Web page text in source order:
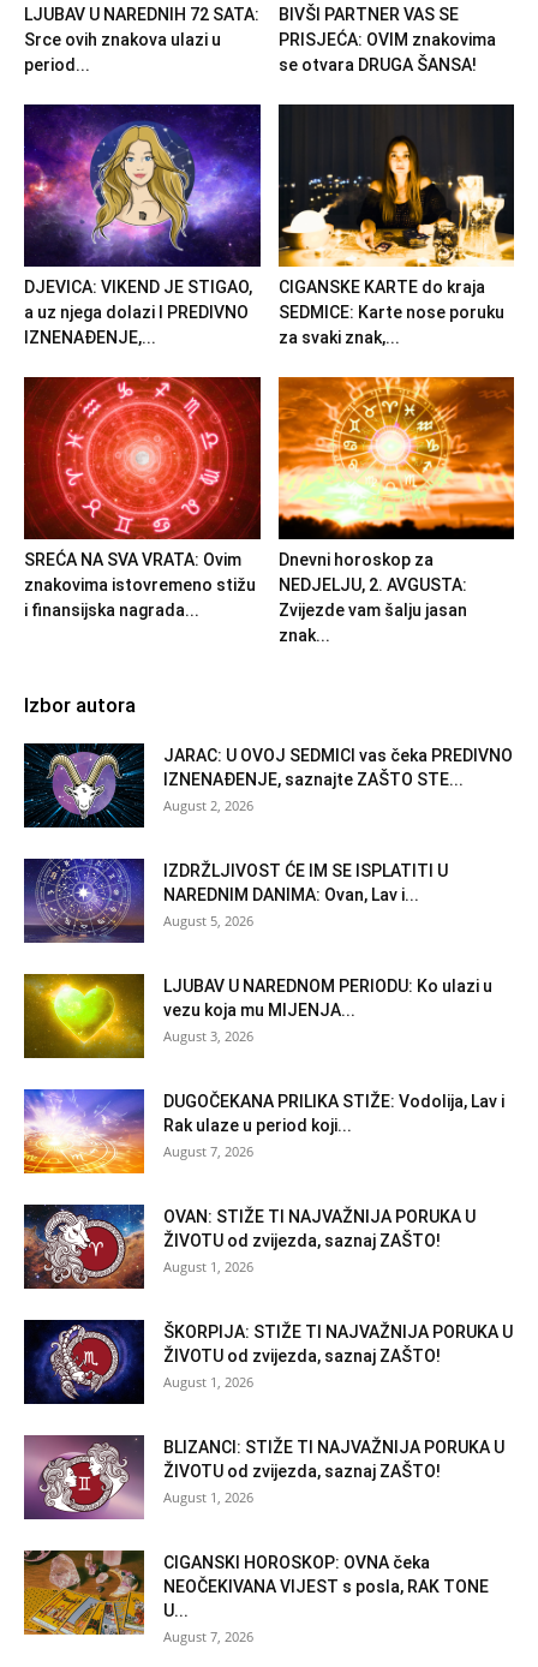
LJUBAV U NAREDNIH 72 SATA:
Srce ovih znakova ulazi u
period...
BIVŠI PARTNER VAS SE
PRISJEĆA: OVIM znakovima
se otvara DRUGA ŠANSA!
DJEVICA: VIKEND JE STIGAO,
a uz njega dolazi I PREDIVNO
IZNENAĐENJE,...
CIGANSKE KARTE do kraja
SEDMICE: Karte nose poruku
za svaki znak,...
SREĆA NA SVA VRATA: Ovim
znakovima istovremeno stižu
i finansijska nagrada...
Dnevni horoskop za
NEDJELJU, 2. AVGUSTA:
Zvijezde vam šalju jasan
znak...
Izbor autora
JARAC: U OVOJ SEDMICI vas čeka PREDIVNO
IZNENAĐENJE, saznajte ZAŠTO STE...
August 2, 2026
IZDRŽLJIVOST ĆE IM SE ISPLATITI U
NAREDNIM DANIMA: Ovan, Lav i...
August 5, 2026
LJUBAV U NAREDNOM PERIODU: Ko ulazi u
vezu koja mu MIJENJA...
August 3, 2026
DUGOČEKANA PRILIKA STIŽE: Vodolija, Lav i
Rak ulaze u period koji...
August 7, 2026
OVAN: STIŽE TI NAJVAŽNIJA PORUKA U
ŽIVOTU od zvijezda, saznaj ZAŠTO!
August 1, 2026
ŠKORPIJA: STIŽE TI NAJVAŽNIJA PORUKA U
ŽIVOTU od zvijezda, saznaj ZAŠTO!
August 1, 2026
BLIZANCI: STIŽE TI NAJVAŽNIJA PORUKA U
ŽIVOTU od zvijezda, saznaj ZAŠTO!
August 1, 2026
CIGANSKI HOROSKOP: OVNA čeka
NEOČEKIVANA VIJEST s posla, RAK TONE
U...
August 7, 2026